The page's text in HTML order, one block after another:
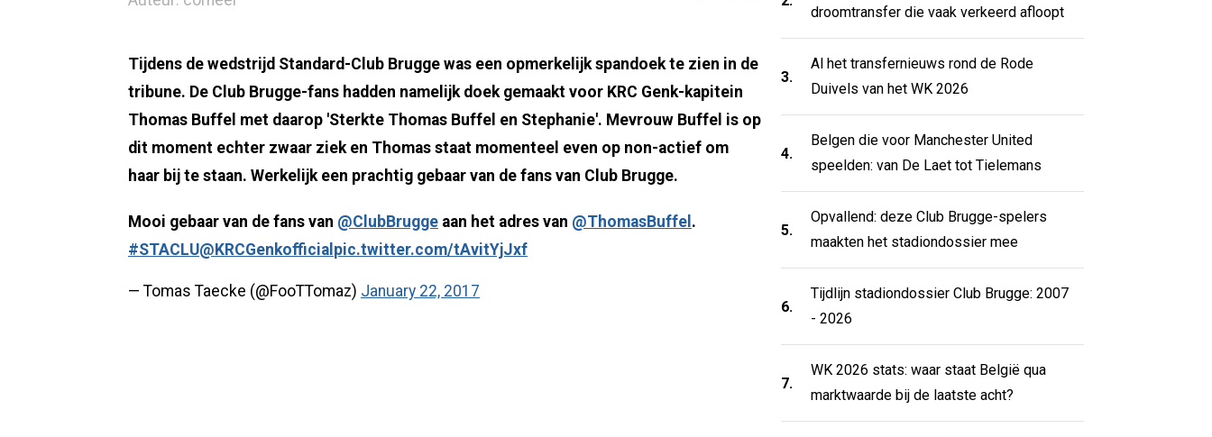
Tijdens de wedstrijd Standard-Club Brugge was een opmerkelijk spandoek te zien in de
tribune. De Club Brugge-fans hadden namelijk doek gemaakt voor KRC Genk-kapitein
Thomas Buffel met daarop 'Sterkte Thomas Buffel en Stephanie'. Mevrouw Buffel is op
dit moment echter zwaar ziek en Thomas staat momenteel even op non-actief om
haar bij te staan. Werkelijk een prachtig gebaar van de fans van Club Brugge.
Mooi gebaar van de fans van @ClubBrugge aan het adres van @ThomasBuffel .
#STACLU@KRCGenkofficial pic.twitter.com/tAvitYjJxf
— Tomas Taecke (@FooTTomaz) January 22, 2017
droomtransfer die vaak verkeerd afloopt
3.
Al het transfernieuws rond de Rode
Duivels van het WK 2026
4.
Belgen die voor Manchester United
speelden: van De Laet tot Tielemans
5.
Opvallend: deze Club Brugge-spelers
maakten het stadiondossier mee
6.
Tijdlijn stadiondossier Club Brugge: 2007
- 2026
7.
WK 2026 stats: waar staat België qua
marktwaarde bij de laatste acht?